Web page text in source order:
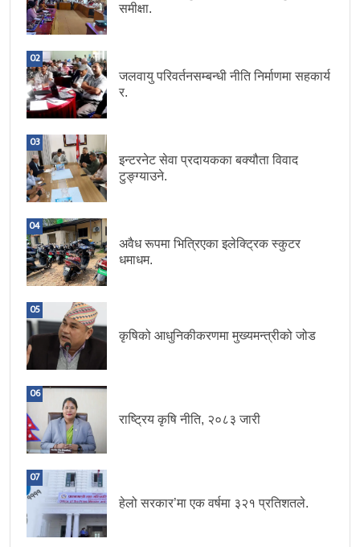
समीक्षा.
02
जलवायु परिवर्तनसम्बन्धी नीति निर्माणमा सहकार्य
र.
03
इन्टरनेट सेवा प्रदायकका बक्यौता विवाद
टुङ्ग्याउने.
04
अवैध रूपमा भित्रिएका इलेक्ट्रिक स्कुटर
धमाधम.
05
कृषिको आधुनिकीकरणमा मुख्यमन्त्रीको जोड
06
राष्ट्रिय कृषि नीति, २०८३ जारी
07
हेलो सरकार’मा एक वर्षमा ३२१ प्रतिशतले.